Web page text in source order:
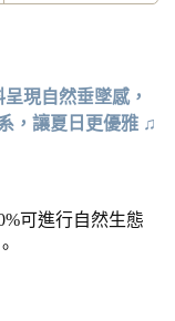
現自然垂墜感，
，讓夏日更優雅 ♫
可進行自然生態